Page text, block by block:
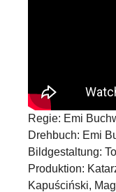
Regie: Emi
Drehbuch: Emi
Bildgestaltung:
Produktion:
Kapuściński,